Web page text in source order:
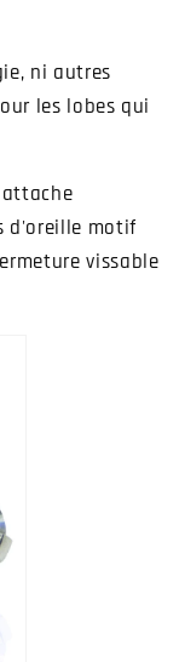
ni autres
les lobes qui
d'oreille motif
vissable